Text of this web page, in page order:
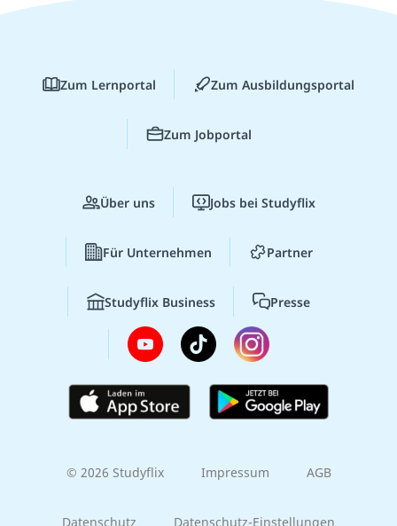
Zum Lernportal Zum Ausbildungsportal
Zum Jobportal
Über uns Jobs bei Studyflix
Für Unternehmen Partner
Studyflix Business Presse
© 2026 Studyflix Impressum AGB
Datenschutz Datenschutz-Einstellungen